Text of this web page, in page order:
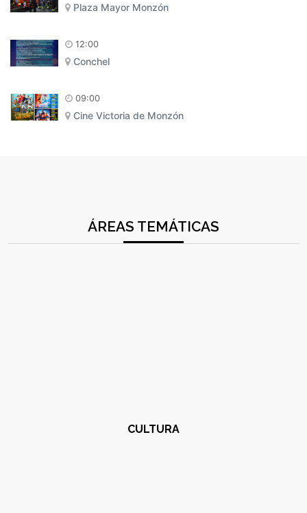
Plaza Mayor Monzón
12:00
Conchel
09:00
Cine Victoria de Monzón
ÁREAS TEMÁTICAS
CULTURA